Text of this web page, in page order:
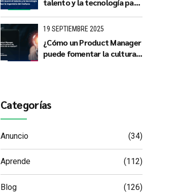
talento y la tecnología para
mañana
19 SEPTIEMBRE 2025
¿Cómo un Product Manager
puede fomentar la cultura
Categorías
Anuncio (34)
Aprende (112)
Blog (126)